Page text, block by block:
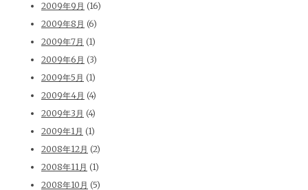
2009年9月 (16)
2009年8月 (6)
2009年7月 (1)
2009年6月 (3)
2009年5月 (1)
2009年4月 (4)
2009年3月 (4)
2009年1月 (1)
2008年12月 (2)
2008年11月 (1)
2008年10月 (5)